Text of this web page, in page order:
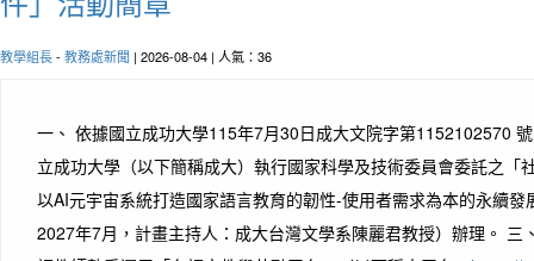
教學組長- 教務處新聞 | 2026-08-04 | 人氣：36
一、 依據國立成功大學115年7月30日成大文院字第1152102570
立成功大學（以下簡稱成大）執行國家科學及技術委員會委託之「
以AI元宇宙系統打造國家語言教育的韌性-使用者需求為本的永續
2027年7月，計畫主持人：成大台灣文學系陳麗君教授）辦理。 三